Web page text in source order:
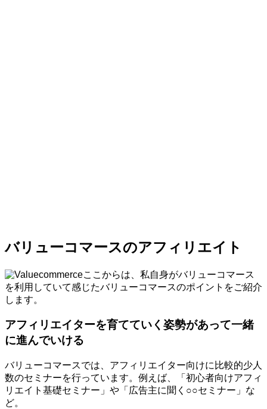
バリューコマースのアフィリエイト
ここからは、私自身がバリューコマース
を利用していて感じたバリューコマースのポイントをご紹介
します。
アフィリエイターを育てていく姿勢があって一緒
に進んでいける
バリューコマースでは、アフィリエイター向けに比較的少人
数のセミナーを行っています。例えば、「初心者向けアフィ
リエイト基礎セミナー」や「広告主に聞く○○セミナー」な
ど。